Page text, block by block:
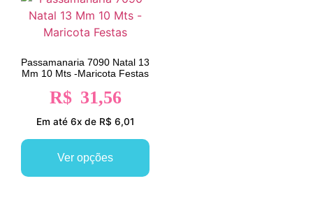
Passamanaria 7090 Natal 13
Mm 10 Mts -Maricota Festas
R$ 31,56
Em até 6x de R$ 6,01
Ver opções